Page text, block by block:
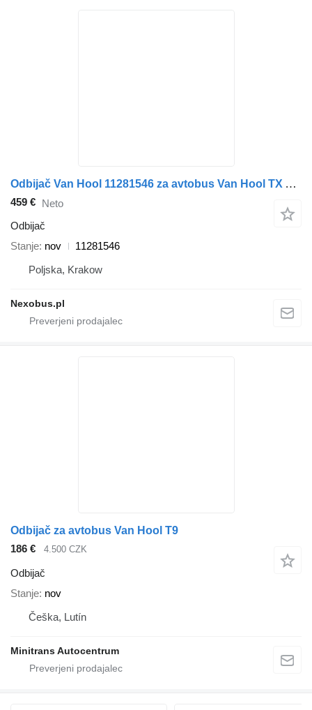
Odbijač Van Hool 11281546 za avtobus Van Hool TX Astromega
459 € Neto
Odbijač
Stanje nov
11281546
Poljska, Krakow
Nexobus.pl
Odbijač za avtobus Van Hool T9
186 €
4.500 CZK
Odbijač
Stanje nov
Češka, Lutín
Minitrans Autocentrum